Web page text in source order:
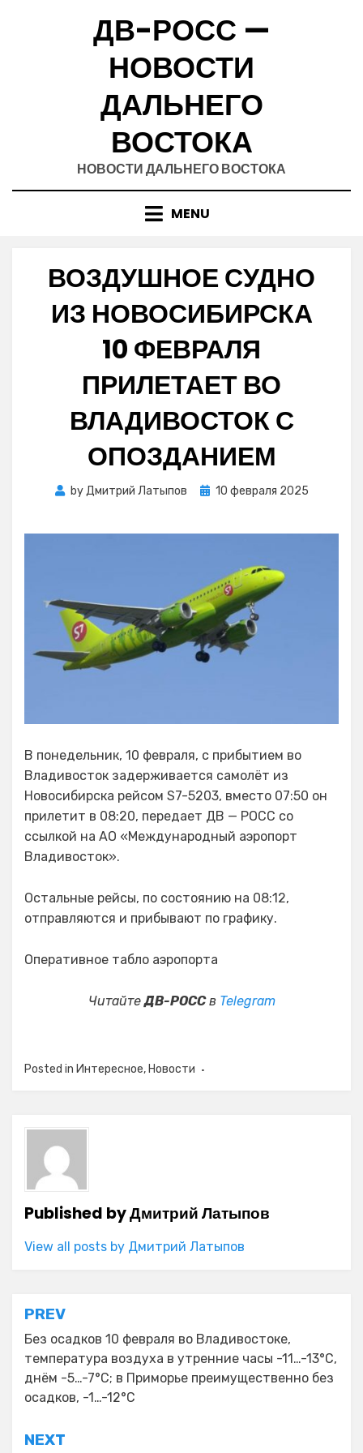
ДВ-РОСС —
НОВОСТИ
ДАЛЬНЕГО
ВОСТОКА
НОВОСТИ ДАЛЬНЕГО ВОСТОКА
MENU
ВОЗДУШНОЕ СУДНО
ИЗ НОВОСИБИРСКА
10 ФЕВРАЛЯ
ПРИЛЕТАЕТ ВО
ВЛАДИВОСТОК С
ОПОЗДАНИЕМ
byДмитрий Латыпов
Posted
10 февраля 2025
В понедельник, 10 февраля, с прибытием во
Владивосток задерживается самолёт из
Новосибирска рейсом S7-5203, вместо 07:50 он
прилетит в 08:20, передает ДВ — РОСС со
ссылкой на АО «Международный аэропорт
Владивосток».
Остальные рейсы, по состоянию на 08:12,
отправляются и прибывают по графику.
Оперативное табло аэропорта
ЧитайтеДВ-РОССв Telegram
Posted in Интересное, Новости
Published byДмитрий Латыпов
View all posts by Дмитрий Латыпов
Навигация
по
записям
PREV
Без осадков 10 февраля во Владивостоке,
температура воздуха в утренние часы -11…-13°C,
днём -5…-7°C; в Приморье преимущественно без
осадков, -1…-12°C
NEXT